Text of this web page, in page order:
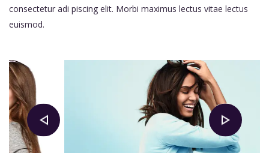
consectetur adi piscing elit. Morbi maximus lectus vitae lectus
euismod.